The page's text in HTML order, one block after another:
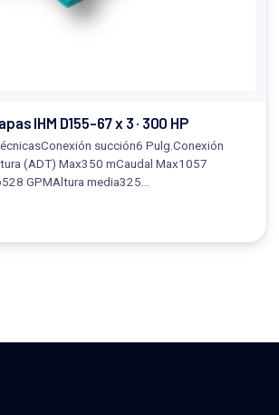
IHM D155-67 x 3 · 300 HP
succión6 Pulg.Conexión
(ADT) Max350 mCaudal Max1057
GPMAltura media325…